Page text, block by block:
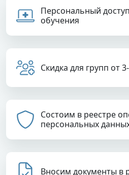
Персональный
обучения
Скидка для групп от
Состоим в реестре
персональных
Вносим документы в